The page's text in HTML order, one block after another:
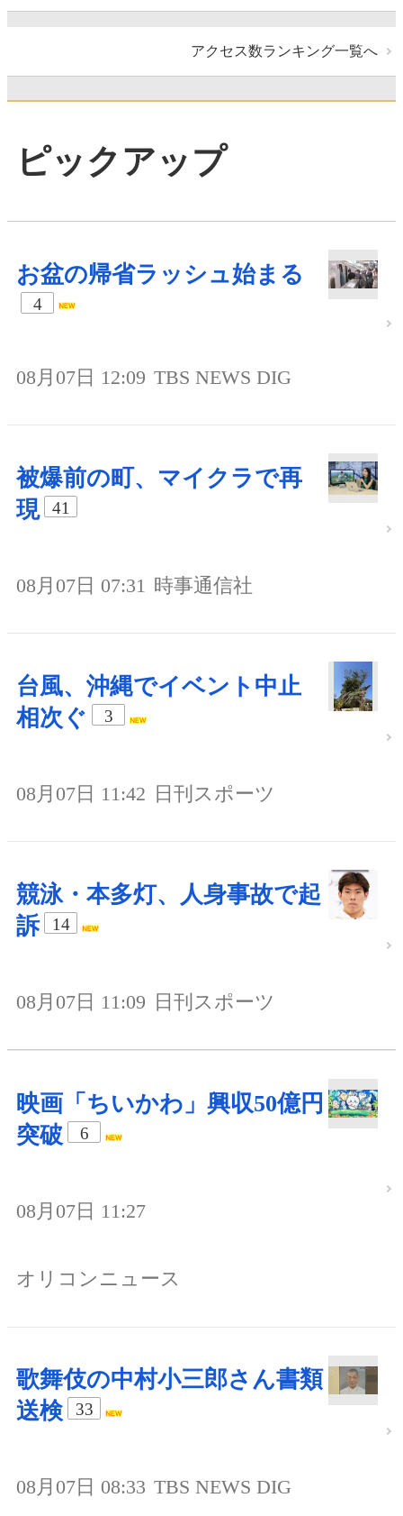
アクセス数ランキング一覧へ
ピックアップ
お盆の帰省ラッシュ始まる
4
08月07日 12:09 TBS NEWS DIG
被爆前の町、マイクラで再
現
41
08月07日 07:31 時事通信社
台風、沖縄でイベント中止
相次ぐ
3
08月07日 11:42 日刊スポーツ
競泳・本多灯、人身事故で起
訴
14
08月07日 11:09 日刊スポーツ
映画「ちいかわ」興収50億円
突破
6
08月07日 11:27
オリコンニュース
歌舞伎の中村小三郎さん書類
送検
33
08月07日 08:33 TBS NEWS DIG